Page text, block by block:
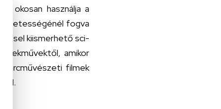
okosan használja a
fogva
kiismerhető sci-
amikor
harcművészeti filmek